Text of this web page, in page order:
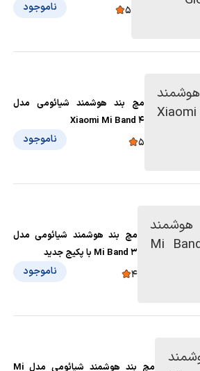
MGW4052
5 ناموجود
مچ بند هوشمند شیائومی مدل
Xiaomi Mi Band 4
5 ناموجود
مچ بند هوشمند شیائومی مدل
Mi Band 3 با پکیج جدید
4 ناموجود
مچ بند هوشمند شیائومی مدل Mi